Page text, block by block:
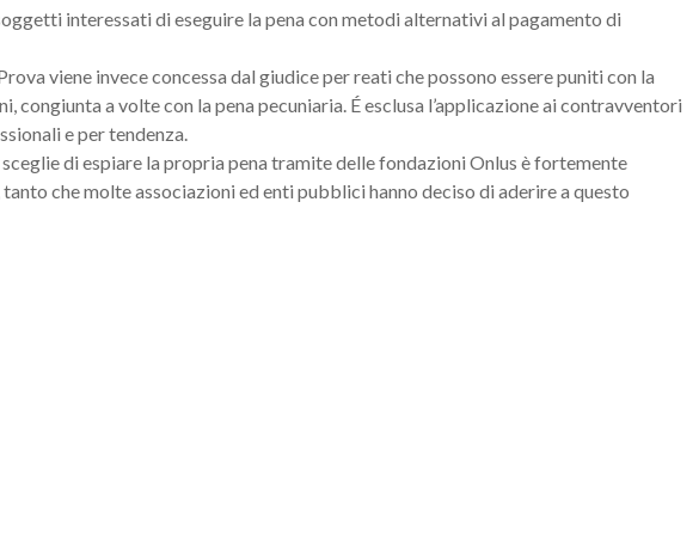
interessati di eseguire la pena con metodi alternativi al pagamento di
viene invece concessa dal giudice per reati che possono essere puniti con la
congiunta a volte con la pena pecuniaria. É esclusa l’applicazione ai contravventori
e per tendenza.
di espiare la propria pena tramite delle fondazioni Onlus è fortemente
che molte associazioni ed enti pubblici hanno deciso di aderire a questo